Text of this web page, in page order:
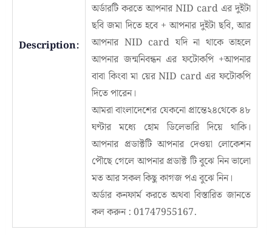
Description:
অর্ডারটি করতে আপনার NID card এর দুইটা
ছবি জমা দিতে হবে + আপনার দুইটা ছবি, আর
আপনার NID card যদি না থাকে তাহলে
আপনার জন্মনিবন্ধন এর ফটোকপি +আপনার
বাবা কিংবা মা য়ের NID card এর ফটোকপি
দিতে পারেন।
আমরা বাংলাদেশের যেকনো প্রান্তে২৪থেকে ৪৮
ঘণ্টার মধ্যে হোম ডিলেভারি দিয়ে থাকি।
আপনার প্রডাক্টটি আপনার দেওয়া লোকেশন
পৌছে গেলে আপনার প্রডাক্ট টি বুঝে নিন ভালো
মত আর সকল কিছু কাগজ পএ বুঝে নিন।
অর্ডার কনফার্ম করতে অথবা বিস্তারিত জানতে
কল করুন : 01747955167.